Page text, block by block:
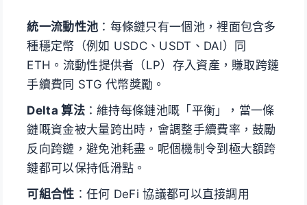
統一流動性池 ：每條鏈只有一個池，裡面包含多
種穩定幣（例如 USDC、USDT、DAI）同
ETH。流動性提供者（LP）存入資產，賺取跨鏈
手續費同 STG 代幣獎勵。
Delta 算法：維持每條鏈池嘅「平衡」，當一條
鏈嘅資金被大量跨出時，會調整手續費率，鼓勵
反向跨鏈，避免池耗盡。呢個機制令到極大額跨
鏈都可以保持低滑點。
可組合性 ：任何 DeFi 協議都可以直接調用